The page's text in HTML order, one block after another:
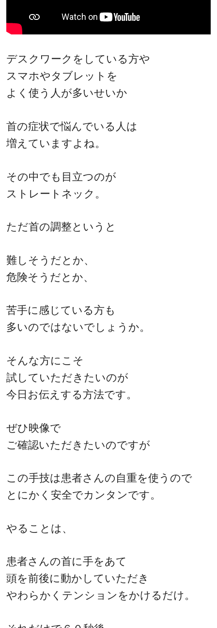
デスクワークをしている方や
スマホやタブレットを
よく使う人が多いせいか
首の症状で悩んでいる人は
増えていますよね。
その中でも目立つのが
ストレートネック。
ただ首の調整というと
難しそうだとか、
危険そうだとか、
苦手に感じている方も
多いのではないでしょうか。
そんな方にこそ
試していただきたいのが
今日お伝えする方法です。
ぜひ映像で
ご確認いただきたいのですが
この手技は患者さんの自重を使うので
とにかく安全でカンタンです。
やることは、
患者さんの首に手をあて
頭を前後に動かしていただき
やわらかくテンションをかけるだけ。